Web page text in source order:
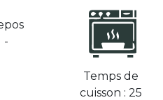
-
Temps de
cuisson : 25